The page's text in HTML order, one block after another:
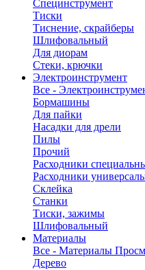
Специнструмент
Тиски
Тиснение, скрайберы
Шлифовальный
Для диорам
Стеки, крючки
Электроинструмент
Все -
Бормашины
Для пайки
Насадки для дрели
Пилы
Прочий
Расходники
Расходники
Склейка
Станки
Тиски, зажимы
Шлифовальный
Материалы
Все - Материалы
Дерево